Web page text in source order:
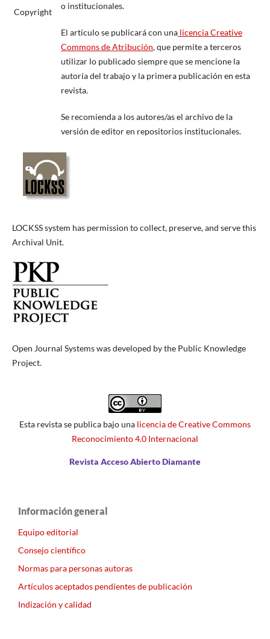
Copyright
o institucionales.
El artículo se publicará con unalicencia Creative
Commons de Atribución, que permite a terceros
utilizar lo publicado siempre que se mencione la
autoría del trabajo y la primera publicación en esta
revista.
Se recomienda a los autores/as el archivo de la
versión de editor en repositorios institucionales.
LOCKSS system has permission to collect, preserve, and serve this
Archival Unit.
Open Journal Systems was developed by the Public Knowledge
Project.
Esta revista se publica bajo una licencia de Creative Commons
Reconocimiento 4.0 Internacional
Revista Acceso Abierto Diamante
Información general
Equipo editorial
Consejo científico
Normas para personas autoras
Artículos aceptados pendientes de publicación
Indización y calidad